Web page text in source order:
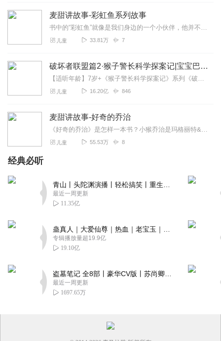
麦甜讲故事-彩虹鱼系列故事
书中的“彩虹鱼”就像是我们身边的一个小伙伴，他并不完美，会犯各种各样小朋友也容易犯的小错误，但总是努力去尝试和学习。“彩虹鱼”系列图书可以让孩子在好玩的故事和精...
儿童 33.81万 7
破坏者联盟篇2·猴子警长科学探案记|宝宝巴士故事
【适听年龄】7岁+《猴子警长科学探案记》系列《破坏者联盟篇1·猴子警长科学探案记》>>>《破坏者联盟篇2·猴子警长科学探案记》>>>《破坏者联盟篇3·猴子警长科...
儿童 16.20亿 846
麦甜讲故事-好奇的乔治
《好奇的乔治》是怎样一本书？小猴乔治是玛格丽特&H.A.雷夫妇创造的。他们以在南美生活时，对狒狒的观察和速写为基础，在二次大战逃难中，画成图画书《好奇的乔治》。...
儿童 55.53万 8
经典必听
最近一周更新
11.35亿
专辑播放量超19.9亿
19.10亿
最近一周更新
1697.65万